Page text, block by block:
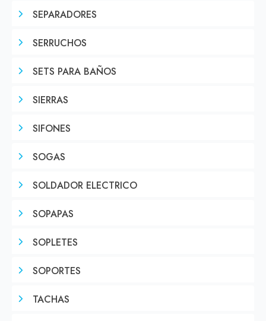
SEPARADORES
SERRUCHOS
SETS PARA BAÑOS
SIERRAS
SIFONES
SOGAS
SOLDADOR ELECTRICO
SOPAPAS
SOPLETES
SOPORTES
TACHAS